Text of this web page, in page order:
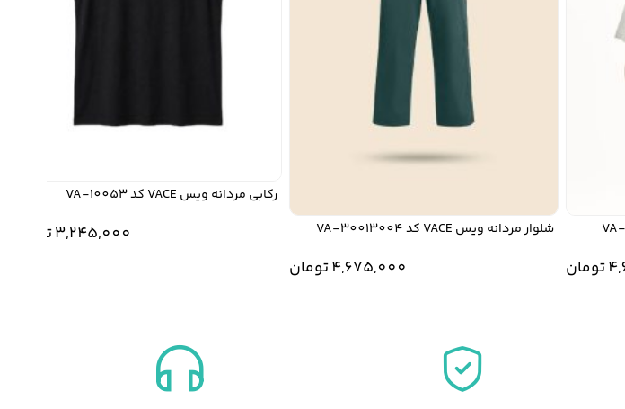
تومان
شلوار مردانه ویس VACE کد VA-30013004
4,675,000تومان
رکابی مردانه ویس VACE کد VA-10053
3,245,000تومان